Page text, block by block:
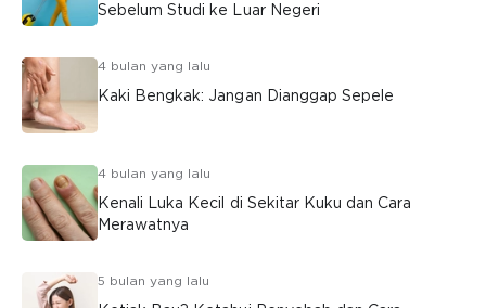
Sebelum Studi ke Luar Negeri
4 bulan yang lalu
Kaki Bengkak: Jangan Dianggap Sepele
4 bulan yang lalu
Kenali Luka Kecil di Sekitar Kuku dan Cara
Merawatnya
5 bulan yang lalu